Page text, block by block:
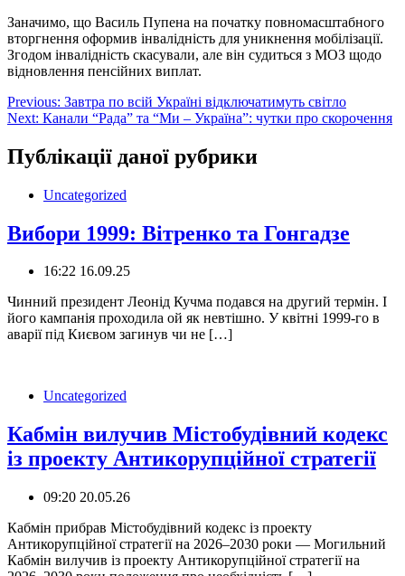
Заначимо, що Василь Пупена на початку повномасштабного
вторгнення оформив інвалідність для уникнення мобілізації.
Згодом інвалідність скасували, але він судиться з МОЗ щодо
відновлення пенсійних виплат.
Навігація
записів
Previous: Завтра по всій Україні відключатимуть світло
Next: Канали “Рада” та “Ми – Україна”: чутки про скорочення
Публікації даної рубрики
Uncategorized
Вибори 1999: Вітренко та Гонгадзе
16:22 16.09.25
Чинний президент Леонід Кучма подався на другий термін. І
його кампанія проходила ой як невтішно. У квітні 1999-го в
аварії під Києвом загинув чи не […]
Uncategorized
Кабмін вилучив Містобудівний кодекс
із проекту Антикорупційної стратегії
09:20 20.05.26
️Кабмін прибрав Містобудівний кодекс із проекту
Антикорупційної стратегії на 2026–2030 роки — Могильний
Кабмін вилучив із проекту Антикорупційної стратегії на